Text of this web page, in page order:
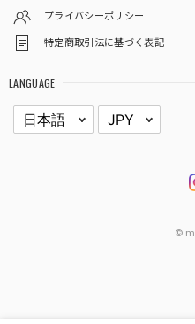
プライバシーポリシー
特定商取引法に基づく表記
LANGUAGE
©